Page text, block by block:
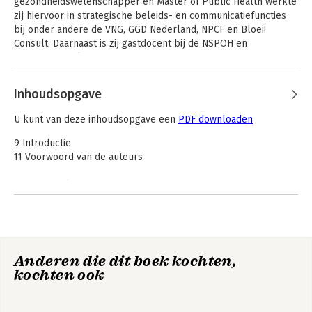
This is How Dutch
zij hiervoor in strategische beleids- en communicatiefuncties
bij onder andere de VNG, GGD Nederland, NPCF en Bloei!
Consult. Daarnaast is zij gastdocent bij de NSPOH en
Andere boeken door Gertrude van
Driesten
This is How Dutch
Inhoudsopgave
U kunt van deze inhoudsopgave een PDF downloaden
9 Introductie
11 Voorwoord van de auteurs
21 Omvang zorgstelsel
32 Vijftien vormen van zorg
49 Hoofdstuk 2 Spelers
51 Drie hoofdrolspelers
Anderen die dit boek kochten,
kochten ook